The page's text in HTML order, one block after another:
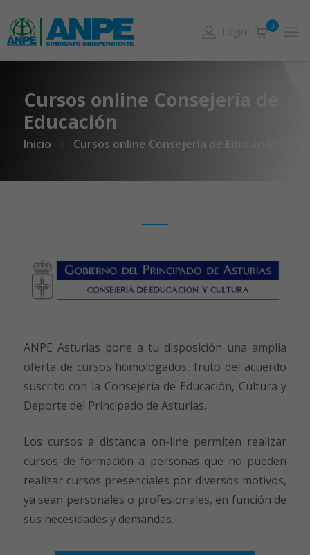
0
Login
Cursos online Consejería de
Educación
Inicio Cursos online Consejería de Educación
ANPE Asturias pone a tu disposición una amplia
oferta de cursos homologados, fruto del acuerdo
suscrito con la Consejería de Educación, Cultura y
Deporte del Principado de Asturias.
Los cursos a distancia on-line permiten realizar
cursos de formación a personas que no pueden
realizar cursos presenciales por diversos motivos,
ya sean personales o profesionales, en función de
sus necesidades y demandas.